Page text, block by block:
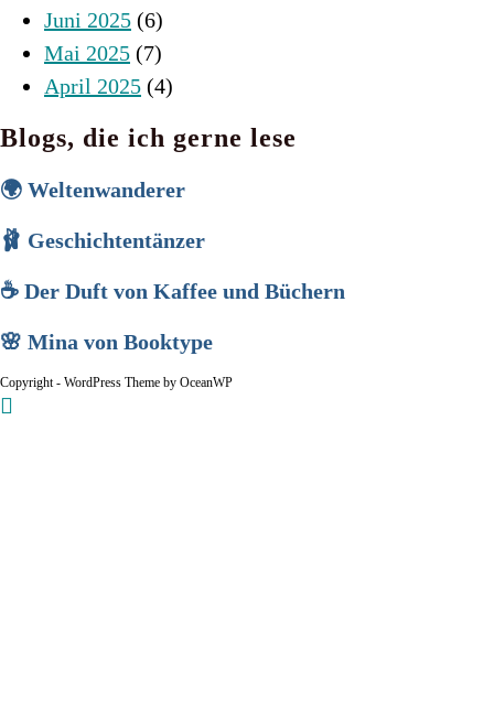
Juni 2025 (6)
Mai 2025 (7)
April 2025 (4)
Blogs, die ich gerne lese
🌍 Weltenwanderer
🩰 Geschichtentänzer
☕ Der Duft von Kaffee und Büchern
🌸 Mina von Booktype
Copyright - WordPress Theme by OceanWP